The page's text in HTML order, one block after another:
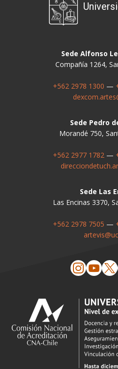
Sede Alfonso
Compañía 1264,
+562 2978 1300 —
Sede Pedro
Morandé 750,
+562 2977 1782—
Sede Las
Las Encinas 3370,
+562 2978 7505 —